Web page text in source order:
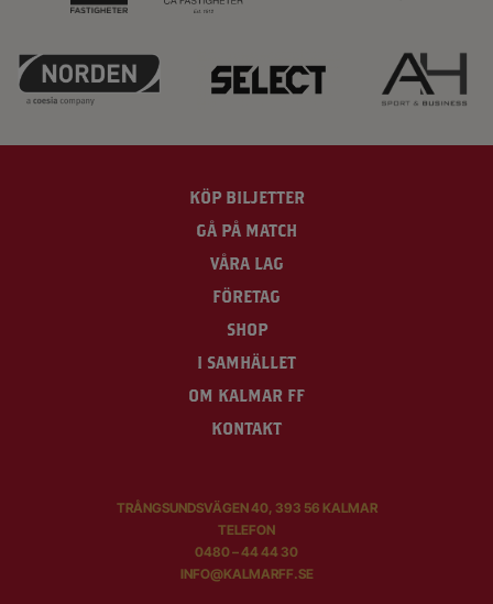
KÖP BILJETTER
GÅ PÅ MATCH
VÅRA LAG
FÖRETAG
SHOP
I SAMHÄLLET
OM KALMAR FF
KONTAKT
TRÅNGSUNDSVÄGEN 40, 393 56 KALMAR
TELEFON
0480 – 44 44 30
INFO@KALMARFF.SE